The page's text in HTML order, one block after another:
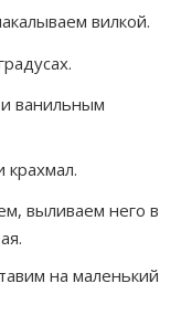
вилкой.
ванильным
крахмал.
выливаем него в
на маленький